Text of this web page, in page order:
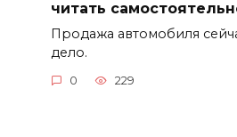
читать
Продажа автомобиля
дело.
0 229